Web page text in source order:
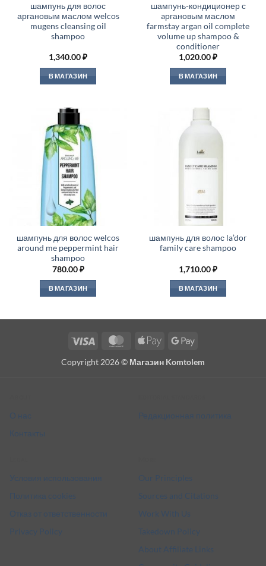
шампунь для волос
аргановым маслом welcos
mugens cleansing oil
shampoo
1,340.00₽
В МАГАЗИН
шампунь-кондиционер с
aргановым маслом
farmstay argan oil complete
volume up shampoo &
conditioner
1,020.00₽
В МАГАЗИН
шампунь для волос welcos
around me peppermint hair
shampoo
780.00₽
В МАГАЗИН
шампунь для волос la’dor
family care shampoo
1,710.00₽
В МАГАЗИН
Visa MasterCardApple
Google
Copyright 2026 © Магазин Komtolem
О нас
Контакты
Редакционная политика
Условия использования
Политика cookies
Отказ от ответственности
Privacy Policy
Our Principles
Sources and Citations
Work With Us
Takedown Policy
About Affiliate Links